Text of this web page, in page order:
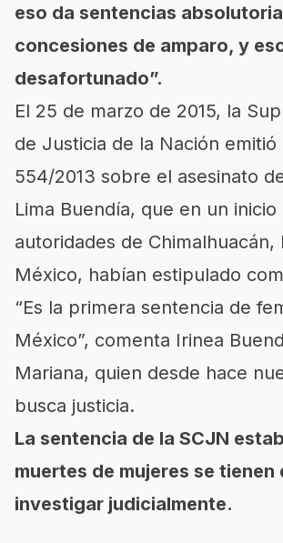
eso da sentencias
concesiones de amparo, y
desafortunado”.
El 25 de marzo de 2015, la
de Justicia de la Nación emitió
554/2013 sobre el asesinato
Lima Buendía, que en un inicio
autoridades de Chimalhuacán,
México, habían estipulado
“Es la primera sentencia de
México”, comenta Irinea
Mariana, quien desde hace
busca justicia.
La sentencia de la SCJN
muertes de mujeres se tienen
investigar judicialmente.